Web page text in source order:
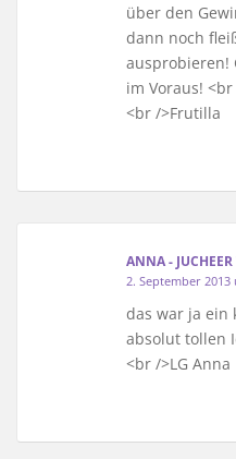
über den
dann noch
ausprobieren!
im Voraus!
<br />Frutilla
ANNA - JUCHEER
2. September
das war ja ein
absolut tollen
<br />LG Anna